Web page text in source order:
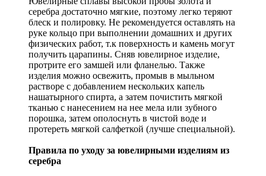
серебра достаточно мягкие, поэтому легко теряют
блеск и полировку. Не рекомендуется оставлять на
руке кольцо при выполнении домашних и других
физических работ, т.к поверхность и камень могут
получить царапины. Сняв ювелирное изделие,
протрите его замшей или фланелью. Также
изделия можно освежить, промыв в мыльном
растворе с добавлением нескольких капель
нашатырного спирта, а затем почистить мягкой
тканью с нанесением на нее мела или зубного
порошка, затем ополоснуть в чистой воде и
протереть мягкой салфеткой (лучше специальной).
Правила по уходу за ювелирными изделиям из
серебра